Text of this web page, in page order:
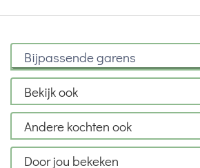
Bijpassende garens
Bekijk ook
Andere kochten ook
Door jou bekeken